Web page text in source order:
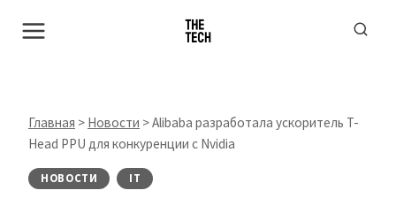
Главная > Новости >Alibaba разработала ускоритель T-
Head PPU для конкуренции с Nvidia
НОВОСТИ IT